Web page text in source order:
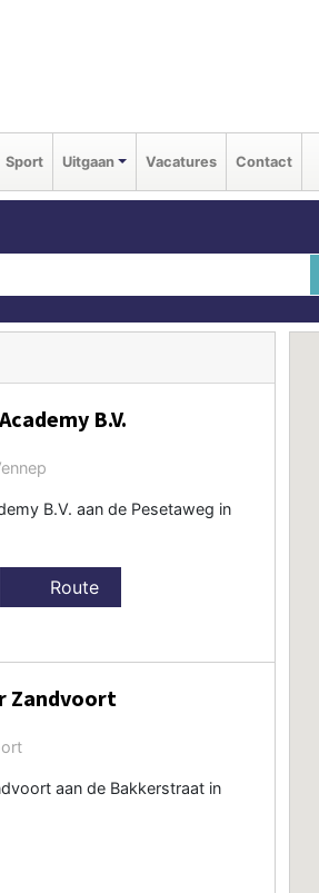
Sport Uitgaan Vacatures Contact
B.V.
B.V. aan de Pesetaweg in
Route
Zandvoort
aan de Bakkerstraat in